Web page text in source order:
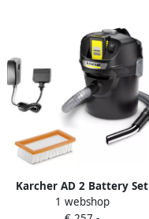
Karcher AD 2 Battery Set
Accu Asstofzuiger 1.348-
1 webshop